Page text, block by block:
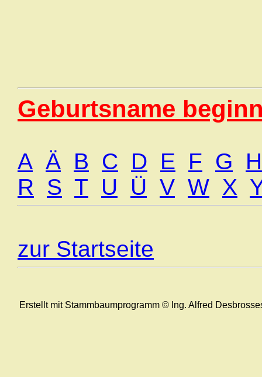
Geburtsname
A Ä B C D E F G
H
R
S T U Ü V W X
zur Startseite
Erstellt mit Stammbaumprogramm © Ing. Alfred